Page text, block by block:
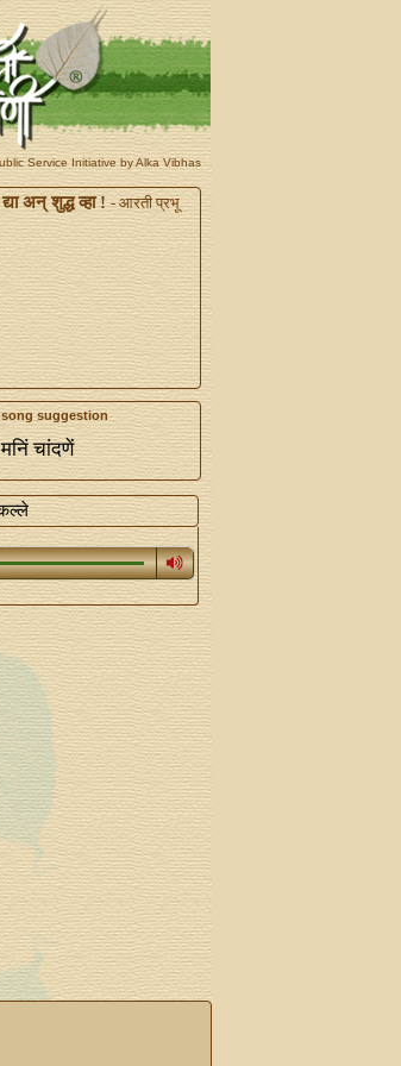
Service Initiative by Alka Vibhas
अन्‌ शुद्ध व्हा ! - आरती प्रभू
suggestion
चांदणें